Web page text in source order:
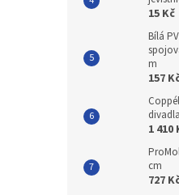
15 Kč
Bílá
m
157
1 410
cm
727